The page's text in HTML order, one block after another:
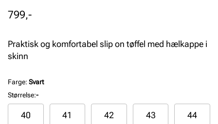
Pris
799,-
Praktisk og komfortabel slip on tøffel med hælkappe i
skinn
Farge: Svart
Størrelse:-
40 41 42 43 44